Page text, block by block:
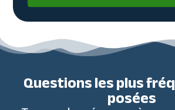
Questions les plus
posées